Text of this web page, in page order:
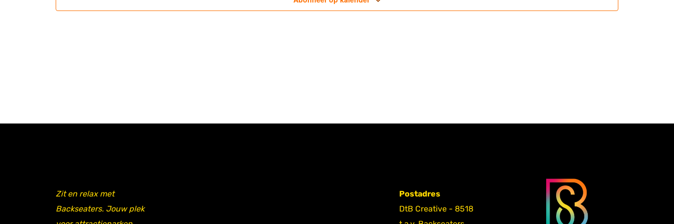
Zit en relax met
Backseaters. Jouw plek
Postadres
DtB Creative - 8518